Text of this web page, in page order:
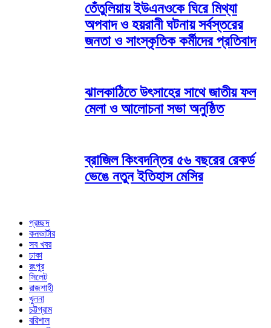
তেঁতুলিয়ায় ইউএনওকে ঘিরে মিথ্যা
অপবাদ ও হয়রানী ঘটনায় সর্বস্তরের
জনতা ও সাংস্কৃতিক কর্মীদের প্রতিবাদ
ঝালকাঠিতে উৎসাহের সাথে জাতীয় ফল
মেলা ও আলোচনা সভা অনুষ্ঠিত
ব্রাজিল কিংবদন্তির ৫৬ বছরের রেকর্ড
ভেঙে নতুন ইতিহাস মেসির
প্রচ্ছদ
কনভার্টার
সব খবর
ঢাকা
রংপুর
সিলেট
রাজশাহী
খুলনা
চট্টগ্রাম
বরিশাল